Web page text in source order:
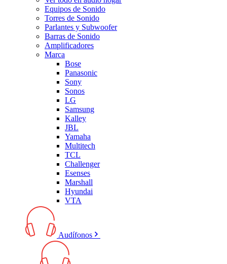
Equipos de Sonido
Torres de Sonido
Parlantes y Subwoofer
Barras de Sonido
Amplificadores
Marca
Bose
Panasonic
Sony
Sonos
LG
Samsung
Kalley
JBL
Yamaha
Multitech
TCL
Challenger
Esenses
Marshall
Hyundai
VTA
Audífonos